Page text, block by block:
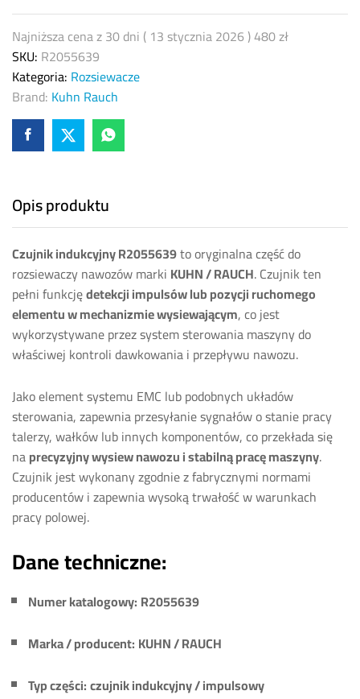
RAUCH
R2055639
–
oryginalna
część
quantity
Najniższa cena z 30 dni ( 13 stycznia 2026)480zł
SKU: R2055639
Kategoria: Rozsiewacze
Brand: Kuhn Rauch
Opis produktu
Czujnik indukcyjny R2055639to oryginalna część do
rozsiewaczy nawozów marki KUHN / RAUCH. Czujnik ten
pełni funkcjędetekcji impulsów lub pozycji ruchomego
elementu w mechanizmie wysiewającym, co jest
wykorzystywane przez system sterowania maszyny do
właściwej kontroli dawkowania i przepływu nawozu.
Jako element systemu EMC lub podobnych układów
sterowania, zapewnia przesyłanie sygnałów o stanie pracy
talerzy, wałków lub innych komponentów, co przekłada się
naprecyzyjny wysiew nawozu i stabilną pracę maszyny.
Czujnik jest wykonany zgodnie z fabrycznymi normami
producentów i zapewnia wysoką trwałość w warunkach
pracy polowej.
Dane techniczne:
Numer katalogowy: R2055639
Marka / producent: KUHN / RAUCH
Typ części:czujnik indukcyjny / impulsowy